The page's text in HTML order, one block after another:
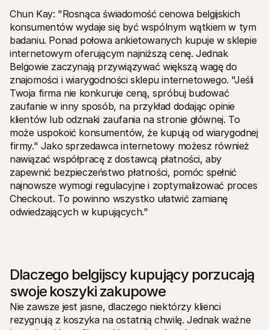
Chun Kay: "Rosnąca świadomość cenowa belgijskich
konsumentów wydaje się być wspólnym wątkiem w tym
badaniu. Ponad połowa ankietowanych kupuje w sklepie
internetowym oferującym najniższą cenę. Jednak
Belgowie zaczynają przywiązywać większą wagę do
znajomości i wiarygodności sklepu internetowego. "Jeśli
Twoja firma nie konkuruje ceną, spróbuj budować
zaufanie w inny sposób, na przykład dodając opinie
klientów lub odznaki zaufania na stronie głównej. To
może uspokoić konsumentów, że kupują od wiarygodnej
firmy." Jako sprzedawca internetowy możesz również
nawiązać współpracę z dostawcą płatności, aby
zapewnić bezpieczeństwo płatności, pomóc spełnić
najnowsze wymogi regulacyjne i zoptymalizować proces
Checkout. To powinno wszystko ułatwić zamianę
odwiedzających w kupujących."
Dlaczego belgijscy kupujący porzucają
swoje koszyki zakupowe
Nie zawsze jest jasne, dlaczego niektórzy klienci
rezygnują z koszyka na ostatnią chwilę. Jednak ważne